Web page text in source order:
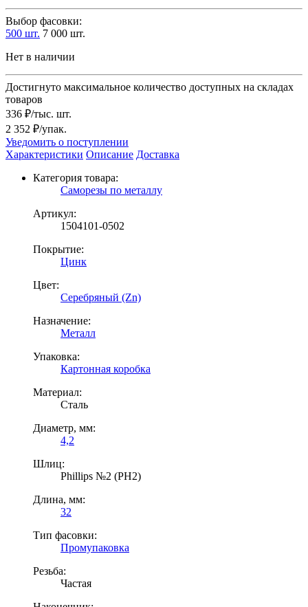
Выбор фасовки:
500 шт. 7 000 шт.
Нет в наличии
Достигнуто максимальное количество доступных на складах
товаров
336 ₽/тыс. шт.
2 352 ₽/упак.
Уведомить о поступлении
Характеристики Описание Доставка
Категория товара:
Саморезы по металлу
Артикул:
1504101-0502
Покрытие:
Цинк
Цвет:
Серебряный (Zn)
Назначение:
Металл
Упаковка:
Картонная коробка
Материал:
Сталь
Диаметр, мм:
4,2
Шлиц:
Phillips №2 (PH2)
Длина, мм:
32
Тип фасовки:
Промупаковка
Резьба:
Частая